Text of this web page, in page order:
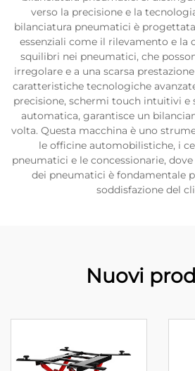
verso la precisione e la
bilanciatura pneumatici è
essenziali come il rilevamento e la
squilibri nei pneumatici, che
irregolare e a una scarsa
caratteristiche tecnologiche
precisione, schermi touch intuitivi e
automatica, garantisce un
volta. Questa macchina è uno
le officine automobilistiche, i
pneumatici e le concessionarie,
dei pneumatici è fondamentale
soddisfazione del
Nuovi